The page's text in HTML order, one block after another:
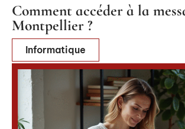
Comment accéder à la
Montpellier ?
Informatique